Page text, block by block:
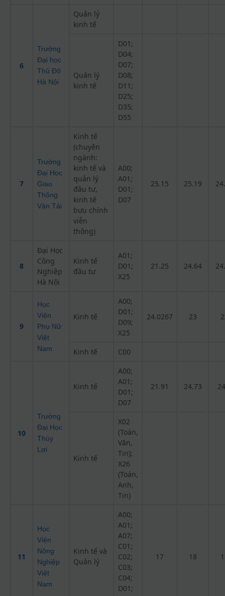
6
Trường
Đại học
Thủ Đô
Hà Nội
Quản lý
kinh tế
Quản lý
kinh tế
D01;
D04;
D07;
D08;
D11;
D25;
D35;
D55
7
Trường
Đại Học
Giao
Thông
Vận Tải
Kinh tế
(chuyên
ngành:
kinh tế và
quản lý
đầu tư,
kinh tế
bưu chính
viễn
thông)
A00;
A01;
D01;
D07
25.15 25.19
8
Đại Học
Công
Nghiệp
Hà Nội
Kinh tế
đầu tư
A01;
D01;
X25
21.25 24.64
9
Học
Viện
Phụ Nữ
Việt
Nam
Kinh tế
A00;
D01;
D09;
X25
24.0267 23
Kinh tế C00
10
Trường
Đại Học
Thủy
Lợi
Kinh tế
A00;
A01;
D01;
D07
21.91 24.73
Kinh tế
X02
(Toán,
Văn,
Tin);
X26
(Toán,
Anh,
Tin)
11
Học
Viện
Nông
Nghiệp
Việt
Nam
Kinh tế và
Quản lý
A00;
A01;
A07;
C01;
C02;
C03;
C04;
D01;
17 18